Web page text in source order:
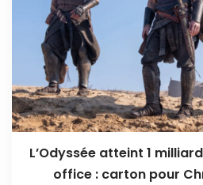
L’Odyssée atteint 1
office : carton pour